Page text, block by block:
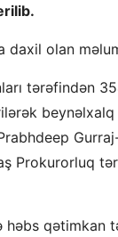
daxil olan
tərəfindən
beynəlxalq
Prokurorluq
həbs qətimkan